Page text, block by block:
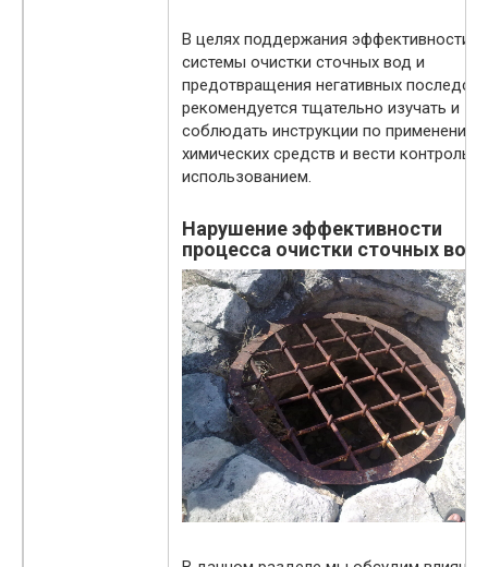
В целях поддержания эффективности
системы очистки сточных вод и
предотвращения негативных
рекомендуется тщательно изучать и
соблюдать инструкции по применению
химических средств и вести контроль
использованием.
Нарушение эффективности
процесса очистки сточных вод